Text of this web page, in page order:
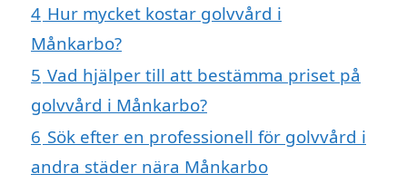
4 Hur mycket kostar golvvård i
Månkarbo?
5 Vad hjälper till att bestämma priset på
golvvård i Månkarbo?
6 Sök efter en professionell för golvvård i
andra städer nära Månkarbo